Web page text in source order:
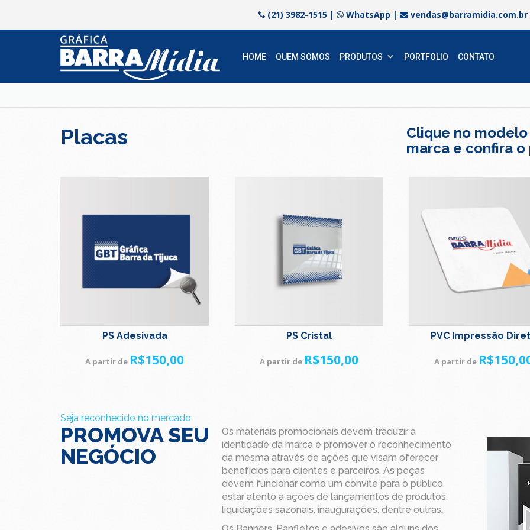
(21) 3982-1515 | WhatsApp | vendas@barramidia.com.br
HOME QUEM SOMOS PRODUTOS PORTFOLIO CONTATO
Placas
Clique no
marca e confira
PS Adesivada
A partir de R$150,00
PS Cristal
A partir de R$150,00
PVC Impressão
A partir de R$
Seja reconhecido no mercado
PROMOVA SEU
NEGÓCIO
Os materiais promocionais devem traduzir a
identidade da marca e promover o reconhecimento
da mesma através de ações que visam oferecer
benefícios para clientes e parceiros. As peças
devem funcionar como um convite para o público
estar atento a ações de lançamentos de produtos,
liquidações sazonais, inaugurações, dentre outras.